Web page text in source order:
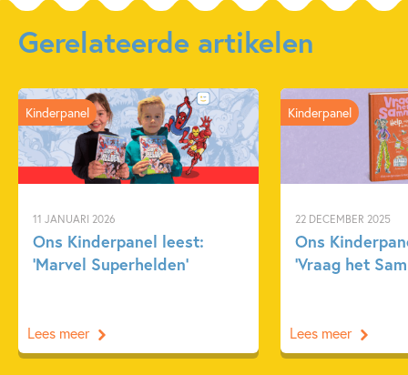
Gerelateerde artikelen
11 JANUARI 2026
Ons Kinderpanel leest:
‘Marvel Superhelden’
Kinderpanel
Lees meer
22 DECEMBER 2025
Ons
‘Vraag het
Kinderpanel
Lees meer